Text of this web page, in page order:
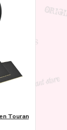
Touran